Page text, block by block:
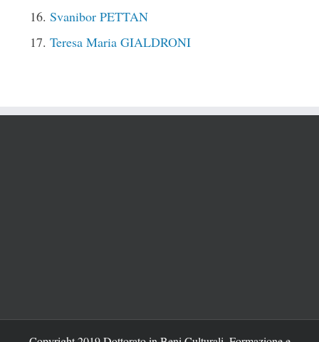
Svanibor PETTAN
Teresa Maria GIALDRONI